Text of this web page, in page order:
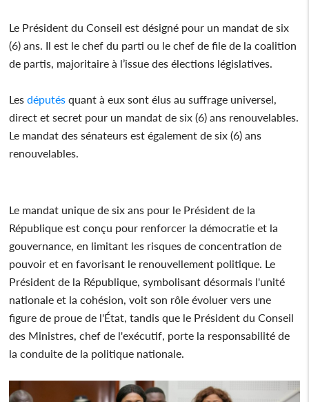
Le Président du Conseil est désigné pour un mandat de six
(6) ans. Il est le chef du parti ou le chef de file de la coalition
de partis, majoritaire à l’issue des élections législatives.
Les députés quant à eux sont élus au suffrage universel,
direct et secret pour un mandat de six (6) ans renouvelables.
Le mandat des sénateurs est également de six (6) ans
renouvelables.
Le mandat unique de six ans pour le Président de la
République est conçu pour renforcer la démocratie et la
gouvernance, en limitant les risques de concentration de
pouvoir et en favorisant le renouvellement politique. Le
Président de la République, symbolisant désormais l'unité
nationale et la cohésion, voit son rôle évoluer vers une
figure de proue de l'État, tandis que le Président du Conseil
des Ministres, chef de l'exécutif, porte la responsabilité de
la conduite de la politique nationale.